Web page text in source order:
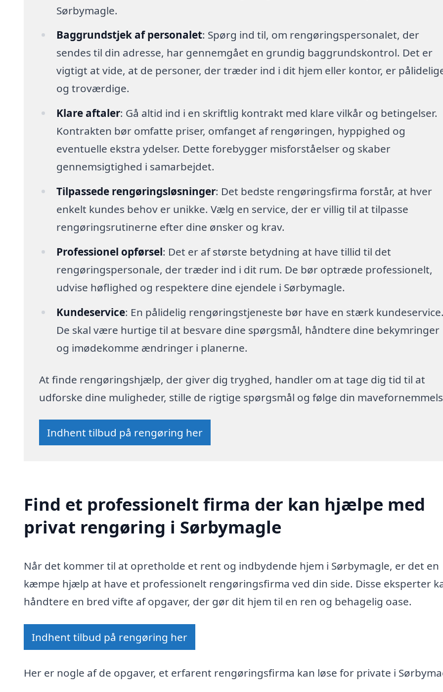
Sørbymagle.
Baggrundstjek af personalet: Spørg ind til, om rengøringspersonalet, der
sendes til din adresse, har gennemgået en grundig baggrundskontrol. Det er
vigtigt at vide, at de personer, der træder ind i dit hjem eller kontor, er
og troværdige.
Klare aftaler: Gå altid ind i en skriftlig kontrakt med klare vilkår og betingelser.
Kontrakten bør omfatte priser, omfanget af rengøringen, hyppighed og
eventuelle ekstra ydelser. Dette forebygger misforståelser og skaber
gennemsigtighed i samarbejdet.
Tilpassede rengøringsløsninger: Det bedste rengøringsfirma forstår, at hver
enkelt kundes behov er unikke. Vælg en service, der er villig til at tilpasse
rengøringsrutinerne efter dine ønsker og krav.
Professionel opførsel: Det er af største betydning at have tillid til det
rengøringspersonale, der træder ind i dit rum. De bør optræde professionelt,
udvise høflighed og respektere dine ejendele i Sørbymagle.
Kundeservice: En pålidelig rengøringstjeneste bør have en stærk
De skal være hurtige til at besvare dine spørgsmål, håndtere dine bekymringer
og imødekomme ændringer i planerne.
At finde rengøringshjælp, der giver dig tryghed, handler om at tage dig tid til at
udforske dine muligheder, stille de rigtige spørgsmål og følge din
Indhent tilbud på rengøring her
Find et professionelt firma der kan hjælpe med
privat rengøring i Sørbymagle
Når det kommer til at opretholde et rent og indbydende hjem i Sørbymagle, er det en
kæmpe hjælp at have et professionelt rengøringsfirma ved din side. Disse eksperter
håndtere en bred vifte af opgaver, der gør dit hjem til en ren og behagelig oase.
Indhent tilbud på rengøring her
Her er nogle af de opgaver, et erfarent rengøringsfirma kan løse for private i